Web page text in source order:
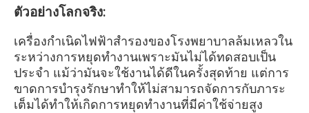
ตัวอย่างโลกจริง:
เครื่องกำเนิดไฟฟ้าสำรองของโรงพยาบาลล้มเหลวใน
ระหว่างการหยุดทำงานเพราะมันไม่ได้ทดสอบเป็น
ประจำ แม้ว่ามันจะใช้งานได้ดีในครั้งสุดท้าย แต่การ
ขาดการบำรุงรักษาทำให้ไม่สามารถจัดการกับภาระ
เต็มได้ทำให้เกิดการหยุดทำงานที่มีค่าใช้จ่ายสูง